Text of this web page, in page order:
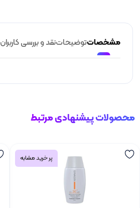
مشخصاتتوضیحاتنقد و بررسی کاربران
محصولات پیشنهادی مرتبط
پر خرید مشابه